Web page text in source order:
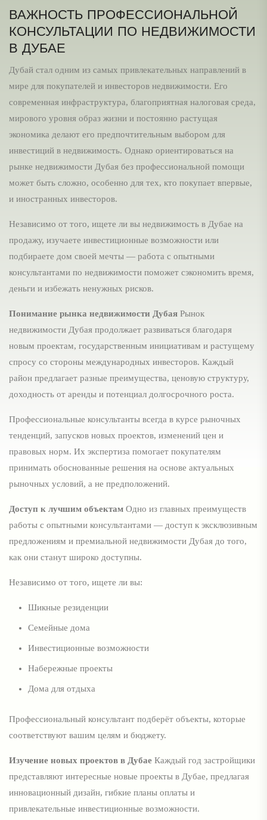
ВАЖНОСТЬ ПРОФЕССИОНАЛЬНОЙ
КОНСУЛЬТАЦИИ ПО НЕДВИЖИМОСТИ
В ДУБАЕ
Дубай стал одним из самых привлекательных направлений в
мире для покупателей и инвесторов недвижимости. Его
современная инфраструктура, благоприятная налоговая среда,
мирового уровня образ жизни и постоянно растущая
экономика делают его предпочтительным выбором для
инвестиций в недвижимость. Однако ориентироваться на
рынке недвижимости Дубая без профессиональной помощи
может быть сложно, особенно для тех, кто покупает впервые,
и иностранных инвесторов.
Независимо от того, ищете ли вы недвижимость в Дубае на
продажу, изучаете инвестиционные возможности или
подбираете дом своей мечты — работа с опытными
консультантами по недвижимости поможет сэкономить время,
деньги и избежать ненужных рисков.
Понимание рынка недвижимости Дубая Рынок
недвижимости Дубая продолжает развиваться благодаря
новым проектам, государственным инициативам и растущему
спросу со стороны международных инвесторов. Каждый
район предлагает разные преимущества, ценовую структуру,
доходность от аренды и потенциал долгосрочного роста.
Профессиональные консультанты всегда в курсе рыночных
тенденций, запусков новых проектов, изменений цен и
правовых норм. Их экспертиза помогает покупателям
принимать обоснованные решения на основе актуальных
рыночных условий, а не предположений.
Доступ к лучшим объектам Одно из главных преимуществ
работы с опытными консультантами — доступ к эксклюзивным
предложениям и премиальной недвижимости Дубая до того,
как они станут широко доступны.
Независимо от того, ищете ли вы:
Шикные резиденции
Семейные дома
Инвестиционные возможности
Набережные проекты
Дома для отдыха
Профессиональный консультант подберёт объекты, которые
соответствуют вашим целям и бюджету.
Изучение новых проектов в Дубае Каждый год застройщики
представляют интересные новые проекты в Дубае, предлагая
инновационный дизайн, гибкие планы оплаты и
привлекательные инвестиционные возможности.